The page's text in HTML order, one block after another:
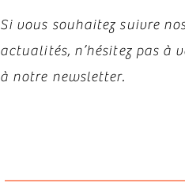
Si vous souhaitez suivre
actualités, n’hésitez pas à
à notre newsletter.